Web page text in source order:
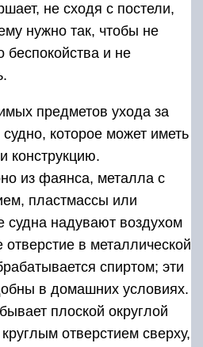
не сходя с постели,
нужно так, чтобы не
беспокойства и не
предметов ухода за
которое может иметь
конструкцию.
из фаянса, металла с
пластмассы или
судна надувают воздухом
отверстие в металлической
спиртом; эти
в домашних условиях.
плоской округлой
отверстием сверху,